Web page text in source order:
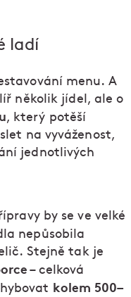
ladí
menu. A
několik jídel, ale o
, který potěší
na vyváženost,
jednotlivých
by se ve velké
nepůsobila
Stejně tak je
– celková
kolem 500–